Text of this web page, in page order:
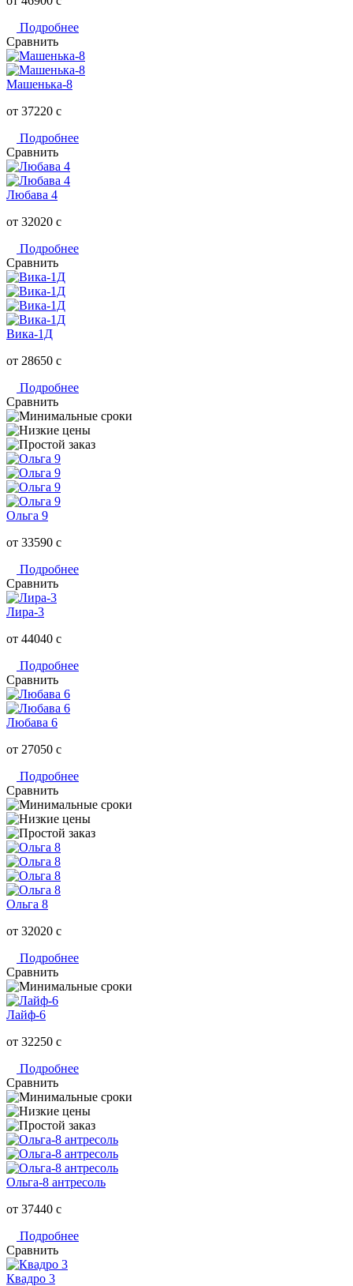
Подробнее
Сравнить
Машенька-8
от 37220 c
Подробнее
Сравнить
Любава 4
от 32020 c
Подробнее
Сравнить
Вика-1Д
от 28650 c
Подробнее
Сравнить
Ольга 9
от 33590 c
Подробнее
Сравнить
Лира-3
от 44040 c
Подробнее
Сравнить
Любава 6
от 27050 c
Подробнее
Сравнить
Ольга 8
от 32020 c
Подробнее
Сравнить
Лайф-6
от 32250 c
Подробнее
Сравнить
Ольга-8 антресоль
от 37440 c
Подробнее
Сравнить
Квадро 3